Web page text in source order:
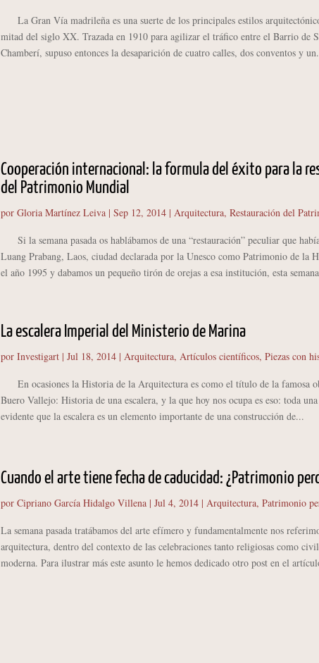
La Gran Vía madrileña es una suerte de los principales estilos
mitad del siglo XX. Trazada en 1910 para agilizar el tráfico entre el Barrio de
Chamberí, supuso entonces la desaparición de cuatro calles, dos conventos y
Cooperación internacional: la formula del éxito para la
del Patrimonio Mundial
por Gloria Martínez Leiva| Sep 12, 2014| Arquitectura, Restauración del
Si la semana pasada os hablábamos de una “restauración” peculiar que
Luang Prabang, Laos, ciudad declarada por la Unesco como Patrimonio de la
el año 1995 y dabamos un pequeño tirón de orejas a esa institución, esta
La escalera Imperial del Ministerio de Marina
por Investigart| Jul 18, 2014| Arquitectura, Artículos científicos, Piezas con
En ocasiones la Historia de la Arquitectura es como el título de la famosa
Buero Vallejo: Historia de una escalera, y la que hoy nos ocupa es eso:
evidente que la escalera es un elemento importante de una construcción de...
Cuando el arte tiene fecha de caducidad: ¿Patrimonio
por Cipriano García Hidalgo Villena| Jul 4, 2014| Arquitectura, Patrimonio
La semana pasada tratábamos del arte efímero y fundamentalmente nos
arquitectura, dentro del contexto de las celebraciones tanto religiosas como
moderna. Para ilustrar más este asunto le hemos dedicado otro post en el